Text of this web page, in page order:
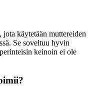
käytetään muttereiden
Se soveltuu hyvin
keinoin ei ole